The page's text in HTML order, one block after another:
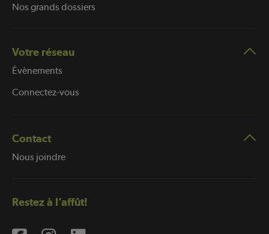
Nos grands dossiers
Votre réseau
Évènements
Connectez-vous
Contact
Nous joindre
Restez à l’affût!